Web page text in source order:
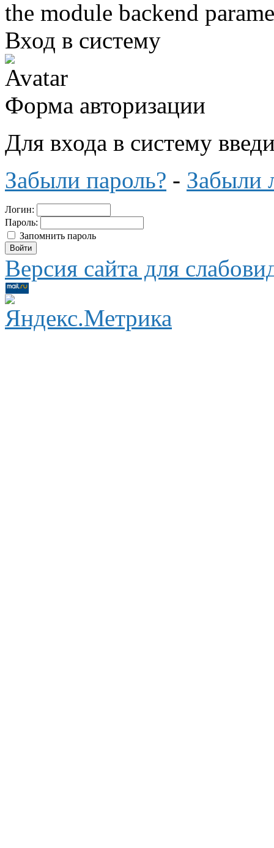
the module backend
Вход в систему
Форма авторизации
Для входа в систему
Забыли пароль? - Забыли
Логин:
Пароль:
Запомнить пароль
Версия сайта для